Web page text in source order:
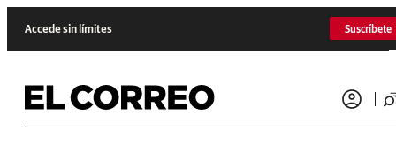
Accede sin límites Suscríbete